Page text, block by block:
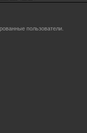
пользователи.